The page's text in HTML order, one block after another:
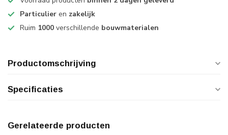
Particulier en zakelijk
Ruim 1000 verschillende bouwmaterialen
Productomschrijving
Specificaties
Gerelateerde producten